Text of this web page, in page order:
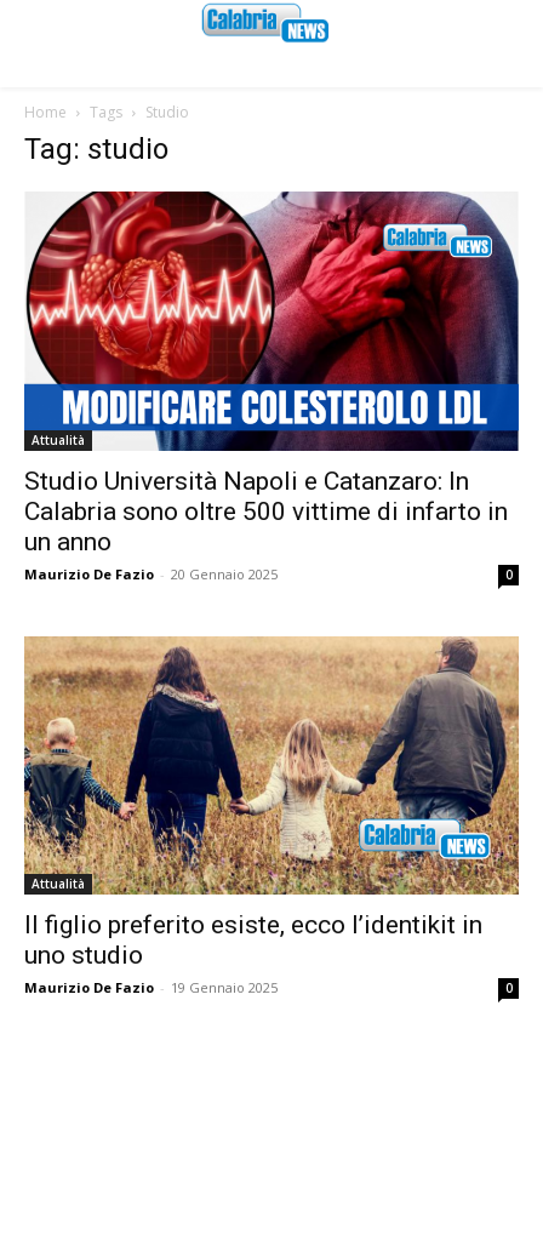
Home Tags Studio
Tag: studio
Attualità
Studio Università Napoli e Catanzaro: In
Calabria sono oltre 500 vittime di infarto in
un anno
Maurizio De Fazio - 20 Gennaio 2025 0
Attualità
Il figlio preferito esiste, ecco l’identikit in
uno studio
Maurizio De Fazio - 19 Gennaio 2025 0